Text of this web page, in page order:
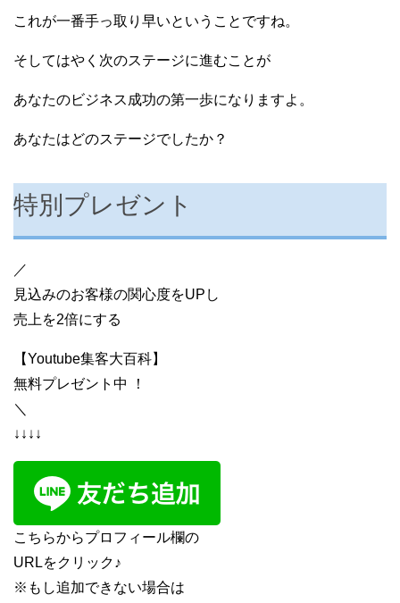
これが一番手っ取り早いということですね。
そしてはやく次のステージに進むことが
あなたのビジネス成功の第一歩になりますよ。
あなたはどのステージでしたか？
特別プレゼント
／
見込みのお客様の関心度をUPし
売上を2倍にする
【Youtube集客大百科】
無料プレゼント中 ！
＼
↓↓↓↓
こちらからプロフィール欄の
URLをクリック♪
※もし追加できない場合は